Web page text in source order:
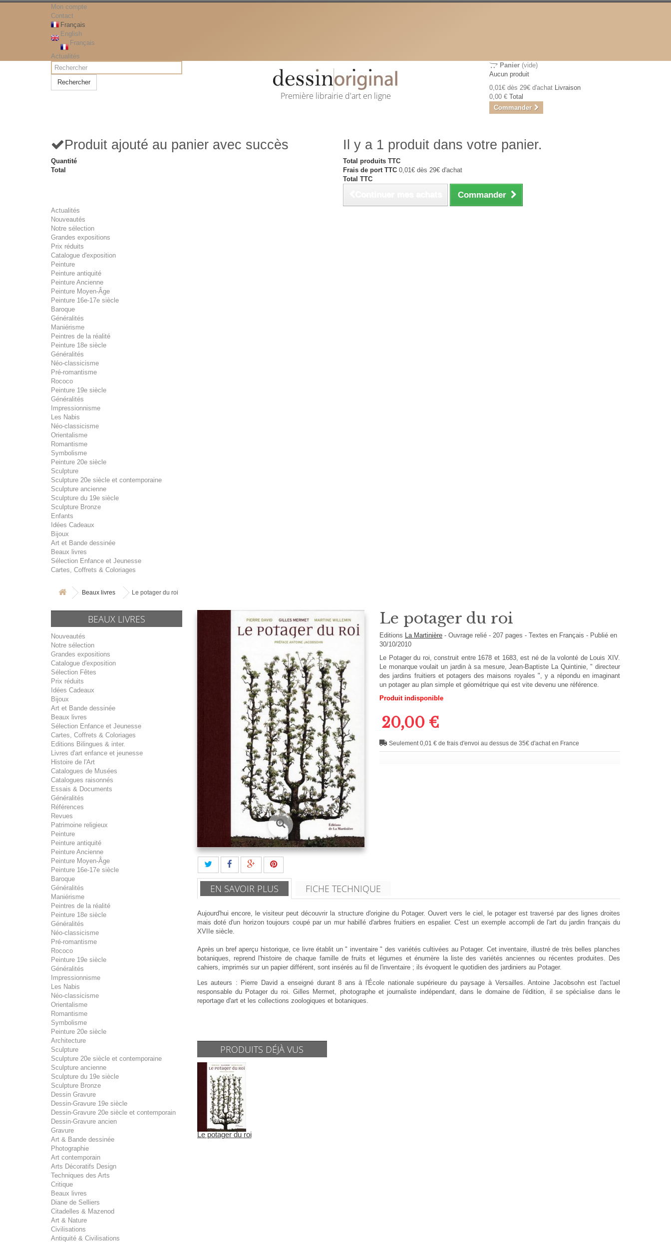
Mon compte
Contact
Français
English
Français
Actualités
Rechercher
Première librairie d'art en ligne
Panier (vide)
Aucun produit
0,01€ dès 29€ d'achat Livraison
0,00 € Total
Commander
Produit ajouté au panier avec succès
Quantité
Total
Il y a 1 produit dans votre panier.
Total produits TTC
Frais de port TTC 0,01€ dès 29€ d'achat
Total TTC
Commander
Actualités
Nouveautés
Notre sélection
Grandes expositions
Prix réduits
Catalogue d'exposition
Peinture
Peinture antiquité
Peinture Ancienne
Peinture Moyen-Âge
Peinture 16e-17e siècle
Baroque
Généralités
Maniérisme
Peintres de la réalité
Peinture 18e siècle
Généralités
Néo-classicisme
Pré-romantisme
Rococo
Peinture 19e siècle
Généralités
Impressionnisme
Les Nabis
Néo-classicisme
Orientalisme
Romantisme
Symbolisme
Peinture 20e siècle
Sculpture
Sculpture 20e siècle et contemporaine
Sculpture ancienne
Sculpture du 19e siècle
Sculpture Bronze
Enfants
Idées Cadeaux
Bijoux
Art et Bande dessinée
Beaux livres
Sélection Enfance et Jeunesse
Cartes, Coffrets & Coloriages
Beaux livres Le potager du roi
BEAUX LIVRES
Nouveautés
Notre sélection
Grandes expositions
Catalogue d'exposition
Sélection Fêtes
Prix réduits
Idées Cadeaux
Bijoux
Art et Bande dessinée
Beaux livres
Sélection Enfance et Jeunesse
Cartes, Coffrets & Coloriages
Editions Bilingues & inter.
Livres d'art enfance et jeunesse
Histoire de l'Art
Catalogues de Musées
Catalogues raisonnés
Essais & Documents
Généralités
Références
Revues
Patrimoine religieux
Peinture
Peinture antiquité
Peinture Ancienne
Peinture Moyen-Âge
Peinture 16e-17e siècle
Baroque
Généralités
Maniérisme
Peintres de la réalité
Peinture 18e siècle
Généralités
Néo-classicisme
Pré-romantisme
Rococo
Peinture 19e siècle
Généralités
Impressionnisme
Les Nabis
Néo-classicisme
Orientalisme
Romantisme
Symbolisme
Peinture 20e siècle
Architecture
Sculpture
Sculpture 20e siècle et contemporaine
Sculpture ancienne
Sculpture du 19e siècle
Sculpture Bronze
Dessin Gravure
Dessin-Gravure 19e siècle
Dessin-Gravure 20e siècle et contemporain
Dessin-Gravure ancien
Gravure
Art & Bande dessinée
Photographie
Art contemporain
Arts Décoratifs Design
Techniques des Arts
Critique
Beaux livres
Diane de Selliers
Citadelles & Mazenod
Art & Nature
Civilisations
Antiquité & Civilisations
Le potager du roi
Editions La Martinière -Ouvrage relié-207pages -Textes en Français- Publié en
30/10/2010
Le Potager du roi, construit entre 1678 et 1683, est né de la volonté de Louis XIV.
Le monarque voulait un jardin à sa mesure, Jean-Baptiste La Quintinie, " directeur
des jardins fruitiers et potagers des maisons royales ", y a répondu en imaginant
un potager au plan simple et géométrique qui est vite devenu une référence.
Produit indisponible
20,00 €
Seulement 0,01 € de frais d'envoi au dessus de 35€ d'achat en France
EN SAVOIR PLUS FICHE TECHNIQUE
Aujourd'hui encore, le visiteur peut découvrir la structure d'origine du Potager. Ouvert vers le ciel, le potager est traversé par des lignes droites
mais doté d'un horizon toujours coupé par un mur habillé d'arbres fruitiers en espalier. C'est un exemple accompli de l'art du jardin français du
XVIIe siècle.
Après un bref aperçu historique, ce livre établit un " inventaire " des variétés cultivées au Potager. Cet inventaire, illustré de très belles planches
botaniques, reprend l'histoire de chaque famille de fruits et légumes et énumère la liste des variétés anciennes ou récentes produites. Des
cahiers, imprimés sur un papier différent, sont insérés au fil de l'inventaire ; ils évoquent le quotidien des jardiniers au Potager.
Les auteurs : Pierre David a enseigné durant 8 ans à l'École nationale supérieure du paysage à Versailles. Antoine Jacobsohn est l'actuel
responsable du Potager du roi. Gilles Mermet, photographe et journaliste indépendant, dans le domaine de l'édition, il se spécialise dans le
reportage d'art et les collections zoologiques et botaniques.
PRODUITS DÉJÀ VUS
Le potager du roi